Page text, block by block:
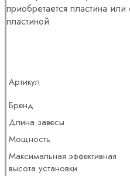
приобретается пластина
пластиной
Артикул
Бренд
Длина завесы
Мощность
Максимальная эффективная
высота установки